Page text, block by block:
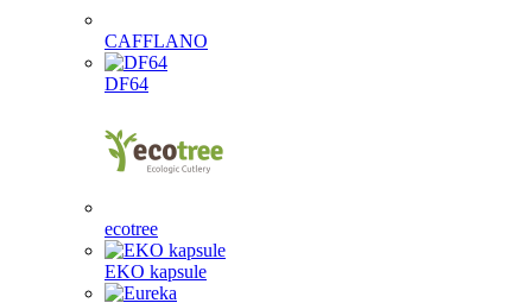
CAFFLANO
DF64
ecotree
EKO kapsule